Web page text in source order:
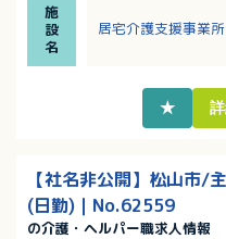
心！
・月給270,000円以
連事業所との連携抜
施
設
名
居宅介護支援事業
★
【社名非公開】松山市/
(日勤)｜No.62559
の介護・ヘルパー職求人情報